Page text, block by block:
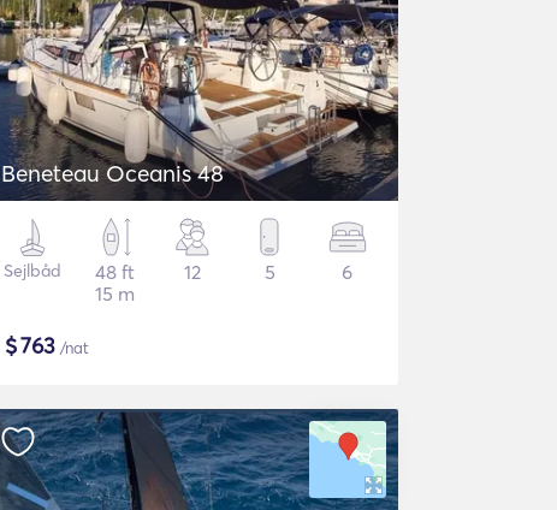
Beneteau Oceanis 48
Sejlbåd
48 ft
15 m
12 5 6
$763 /nat